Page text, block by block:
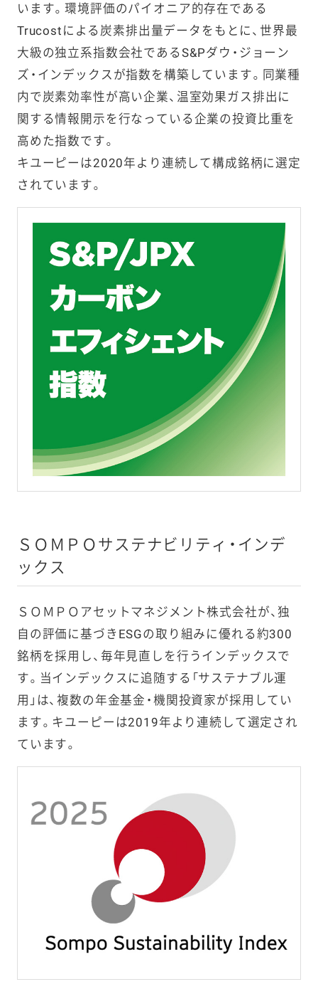
います。環境評価のパイオニア的存在である
Trucostによる炭素排出量データをもとに、世界最
大級の独立系指数会社であるS&Pダウ・ジョーン
ズ・インデックスが指数を構築しています。同業種
内で炭素効率性が高い企業、温室効果ガス排出に
関する情報開示を行なっている企業の投資比重を
高めた指数です。
キユーピーは2020年より連続して構成銘柄に選定
されています。
ＳＯＭＰＯサステナビリティ・インデ
ックス
ＳＯＭＰＯアセットマネジメント株式会社が、独
自の評価に基づきESGの取り組みに優れる約300
銘柄を採用し、毎年見直しを行うインデックスで
す。当インデックスに追随する「サステナブル運
用」は、複数の年金基金・機関投資家が採用してい
ます。キユーピーは2019年より連続して選定され
ています。